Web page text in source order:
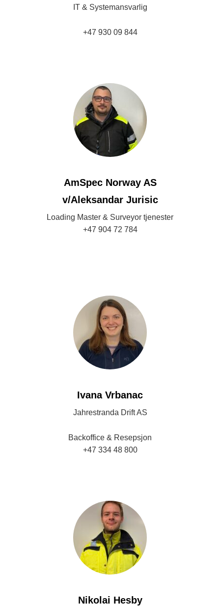
IT & Systemansvarlig
+47 930 09 844
AmSpec Norway AS
v/Aleksandar Jurisic
Loading Master & Surveyor tjenester
+47 904 72 784
Ivana Vrbanac
Jahrestranda Drift AS
Backoffice & Resepsjon
+47 334 48 800
Nikolai Hesby